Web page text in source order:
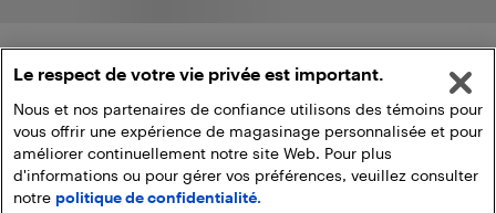
Le respect de votre vie privée est important.
Nous et nos partenaires de confiance utilisons des témoins pour
vous offrir une expérience de magasinage personnalisée et pour
améliorer continuellement notre site Web. Pour plus
d'informations ou pour gérer vos préférences, veuillez consulter
notre politique de confidentialité.